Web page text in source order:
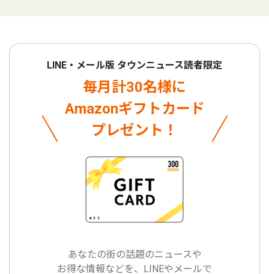
LINE・メール版 タウンニュース読者限定
毎月計30名様に
Amazonギフトカード
プレゼント！
あなたの街の話題のニュースや
お得な情報などを、LINEやメールで